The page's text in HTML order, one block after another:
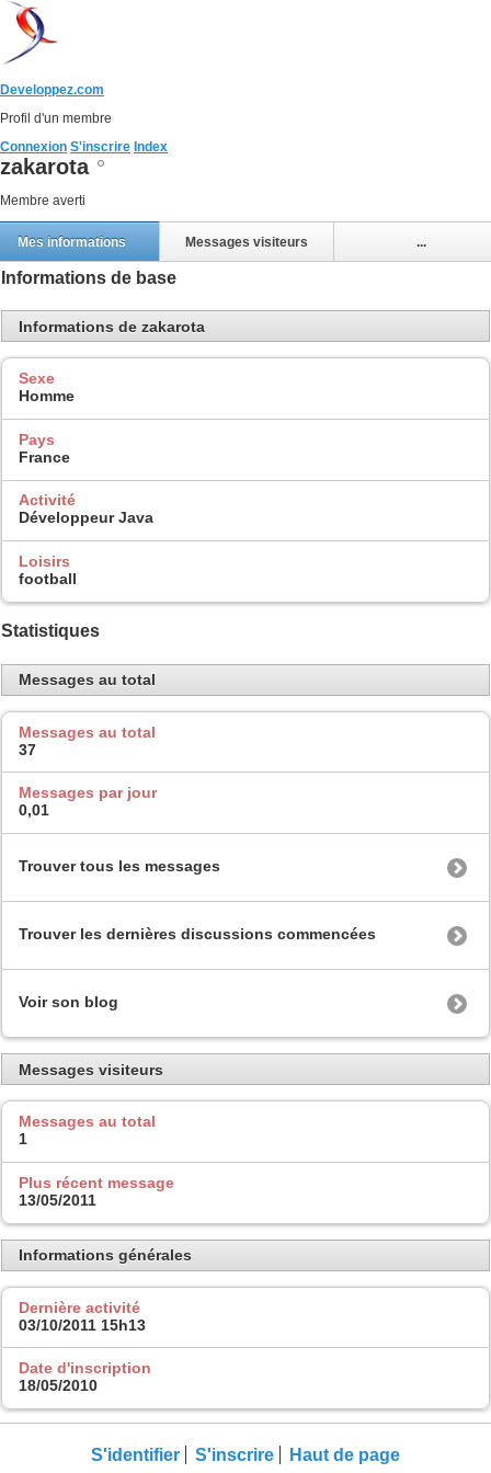
Developpez.com
Profil d'un membre
Connexion S'inscrire Index
zakarota
Membre averti
Mes informations Messages visiteurs ...
Informations de base
Informations de zakarota
Sexe
Homme
Pays
France
Activité
Développeur Java
Loisirs
football
Statistiques
Messages au total
Messages au total
37
Messages par jour
0,01
Trouver tous les messages
Trouver les dernières discussions commencées
Voir son blog
Messages visiteurs
Messages au total
1
Plus récent message
13/05/2011
Informations générales
Dernière activité
03/10/2011 15h13
Date d'inscription
18/05/2010
S'identifier S'inscrire Haut de page